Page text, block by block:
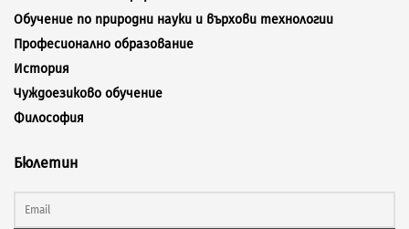
Обучение по природни науки и върхови технологии
Професионално образование
История
Чуждоезиково обучение
Философия
Бюлетин